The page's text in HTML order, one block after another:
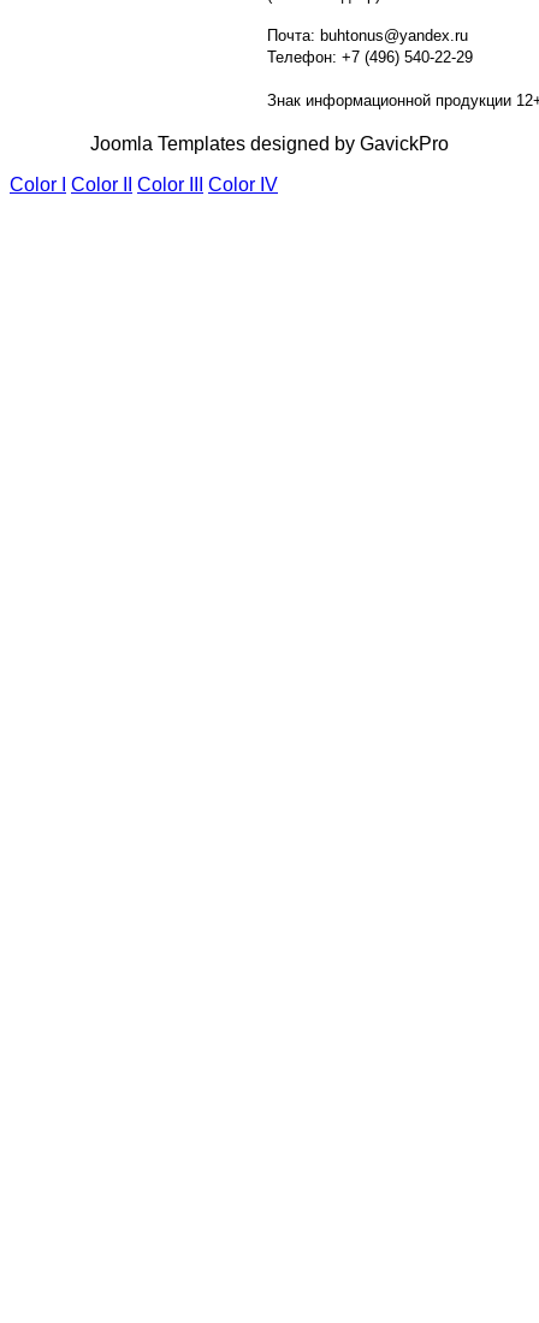
Почта: buhtonus@yandex.ru
Телефон: +7 (496) 540-22-29
Знак информационной продукции
Joomla Templates designed by GavickPro
Color I
Color II Color III Color IV